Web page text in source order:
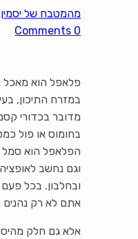
מהמטבח של יסמין
0 Comments
פלאפל הוא מאכל
במזרח התיכון,
מדובר בכדורי
בחומוס או פול
הפלאפל הוא סמל
וגם נחשב
ובחלבון. בכל
אתם לא רק נהנים
אלא גם חלק